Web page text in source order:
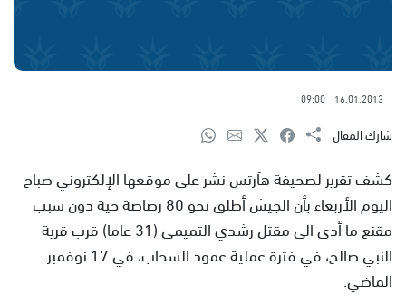
16.01.2013
09:00
شارك المقال
كشف تقرير لصحيفة هآرتس نشر على موقعها الإلكتروني صباح
اليوم الأربعاء بأن الجيش أطلق نحو 80 رصاصة حية دون سبب
مقنع ما أدى الى مقتل رشدي التميمي (31 عاما) قرب قرية
النبي صالح، في فترة عملية عمود السحاب، في 17 نوفمبر
الماضي.